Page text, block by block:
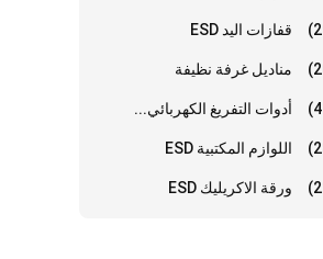
قفازات اليد ESD
مناديل غرفة نظيفة
أدوات التفريغ الكهربائي...
اللوازم المكتبية ESD
ورقة الاكريليك ESD